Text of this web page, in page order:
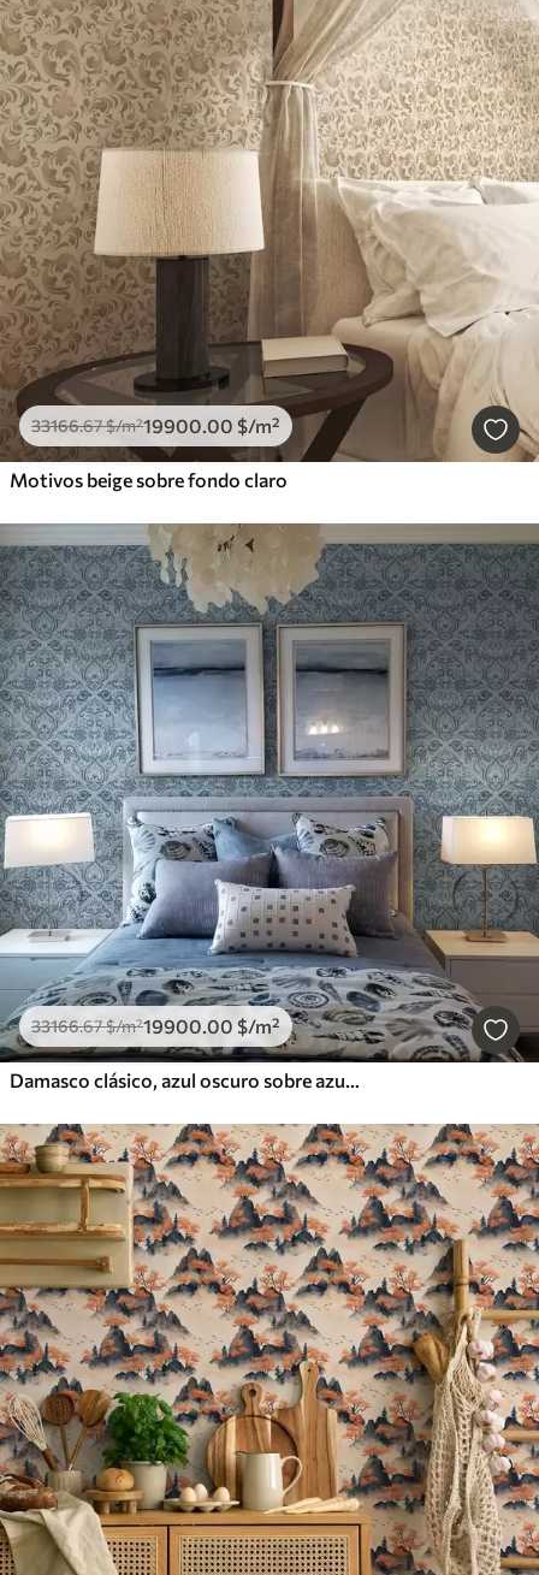
33166.67$/m²19900.00 $/m²
Motivos beige sobre fondo claro
33166.67$/m²19900.00 $/m²
Damasco clásico, azul oscuro sobre azul claro